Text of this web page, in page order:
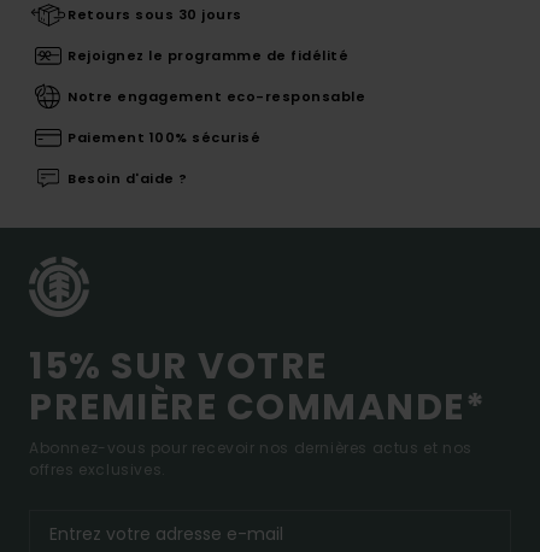
Retours sous 30 jours
Rejoignez le programme de fidélité
Notre engagement eco-responsable
Paiement 100% sécurisé
Besoin d'aide ?
15% SUR VOTRE
PREMIÈRE COMMANDE*
Abonnez-vous pour recevoir nos dernières actus et nos
offres exclusives.